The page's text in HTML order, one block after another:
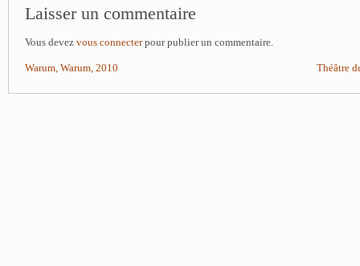
Laisser un commentaire
Vous devez vous connecterpour publier un commentaire.
Warum, Warum, 2010 Théâtre